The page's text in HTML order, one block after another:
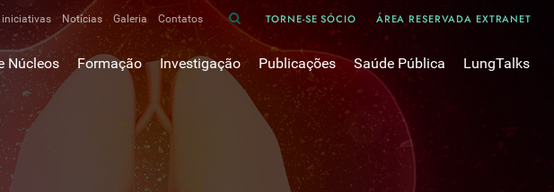
iniciativas Notícias Galeria Contatos TORNE-SE SÓCIO ÁREA RESERVADA EXTRANET
Núcleos Formação
Escola da Ciência
E-learnings
Hot Topics em Pneumologia
Investigação
Projectos de Investigação
Publicações
Divulgação
Oxigénio
Revistas Científicas
Pulmonology
Saúde Pública
Cancro do pulmão
LungTalks